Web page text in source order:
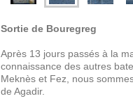
Sortie de Bouregreg
Après 13 jours passés à la
connaissance des autres
Meknès et Fez, nous
de Agadir.